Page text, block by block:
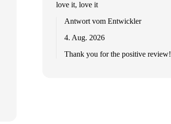
love it, love it
Antwort vom Entwickler
4. Aug. 2026
Thank you for the positive review!